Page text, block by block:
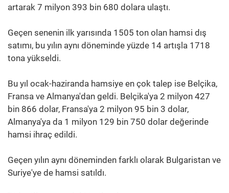
artarak 7 milyon 393 bin 680 dolara ulaştı.
Geçen senenin ilk yarısında 1505 ton olan hamsi dış
satımı, bu yılın aynı döneminde yüzde 14 artışla 1718
tona yükseldi.
Bu yıl ocak-haziranda hamsiye en çok talep ise Belçika,
Fransa ve Almanya'dan geldi. Belçika'ya 2 milyon 427
bin 866 dolar, Fransa'ya 2 milyon 95 bin 3 dolar,
Almanya'ya da 1 milyon 129 bin 750 dolar değerinde
hamsi ihraç edildi.
Geçen yılın aynı döneminden farklı olarak Bulgaristan ve
Suriye'ye de hamsi satıldı.